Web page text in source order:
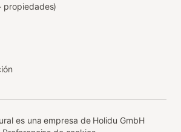
propiedades)
es una empresa de Holidu GmbH